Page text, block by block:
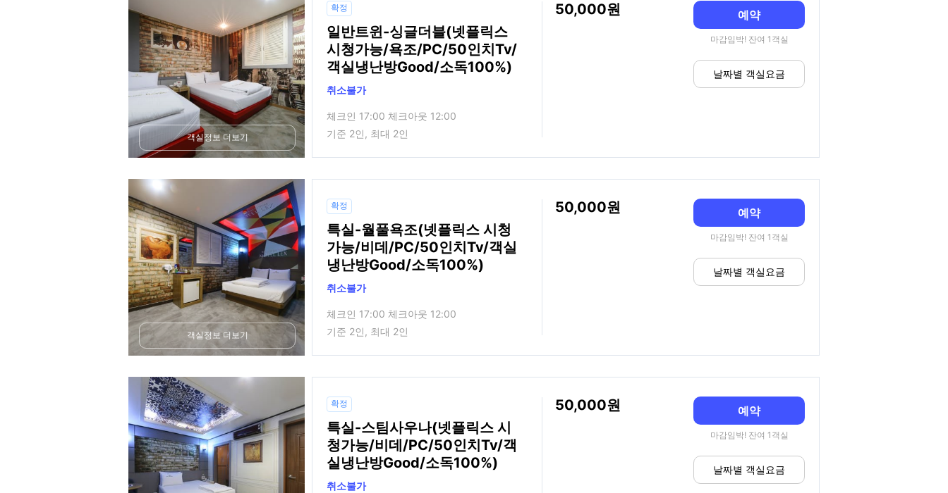
객실정보 더보기
확정
일반트윈-싱글더블(넷플릭스
시청가능/욕조/PC/50인치Tv/
객실냉난방Good/소독100%)
취소불가
체크인 17:00 체크아웃 12:00
기준 2인, 최대 2인
50,000 예약
마감임박! 잔여 1객실
날짜별 객실요금
객실정보 더보기
확정
특실-월풀욕조(넷플릭스 시청
가능/비데/PC/50인치Tv/객실
냉난방Good/소독100%)
취소불가
체크인 17:00 체크아웃 12:00
기준 2인, 최대 2인
50,000 예약
마감임박! 잔여 1객실
날짜별 객실요금
확정
특실-스팀사우나(넷플릭스 시
청가능/비데/PC/50인치Tv/객
실냉난방Good/소독100%)
취소불가
50,000 예약
마감임박! 잔여 1객실
날짜별 객실요금